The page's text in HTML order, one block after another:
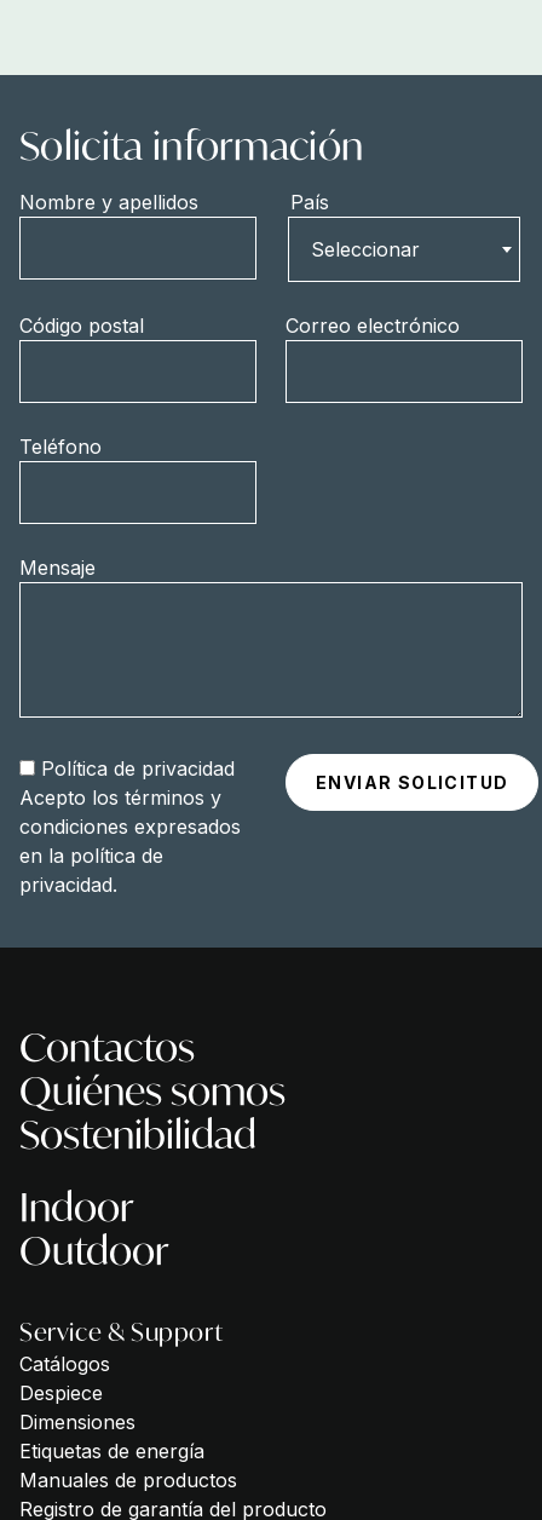
Solicita información
Nombre y apellidos
País
Seleccionar
Código postal Correo electrónico
Teléfono
Mensaje
Política de privacidad
Acepto los términos y
condiciones expresados
en la política de
privacidad.
Contactos
Quiénes somos
Sostenibilidad
Indoor
Outdoor
Service & Support
Catálogos
Despiece
Dimensiones
Etiquetas de energía
Manuales de productos
Registro de garantía del producto